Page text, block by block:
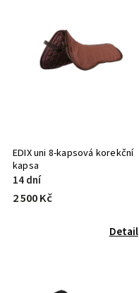
EDIX uni 8-kapsová korekční
kapsa
14 dní
2 500 Kč
Detail